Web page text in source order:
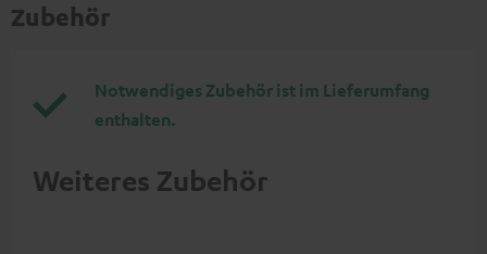
Zubehör
Notwendiges Zubehör ist im Lieferumfang
enthalten.
Weiteres Zubehör